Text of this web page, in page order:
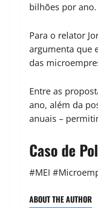
bilhões por
Para o relator
argumenta que
das
Entre as
ano, além da
anuais –
Caso de
#MEI
ABOUT THE AUTHOR